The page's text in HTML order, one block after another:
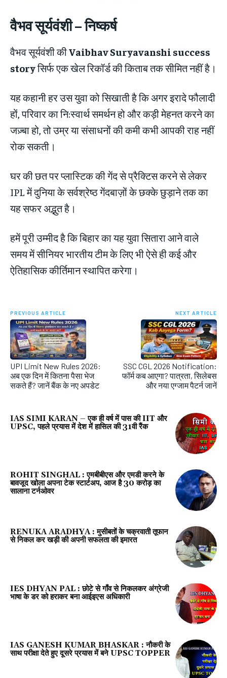
वैभव सूर्यवंशी–निष्कर्ष
वैभव सूर्यवंशी कीVaibhav Suryavanshi success
storyसिर्फ एक खेल रिकॉर्ड की किताब तक सीमित नहीं है।
यह कहानी हर उस युवा को सिखाती है कि अगर इरादे फौलादी
हों, परिवार का नि:स्वार्थ समर्थन हो और कड़ी मेहनत करने का
जज़्बा हो, तो उम्र या संसाधनों की कमी कभी आपकी राह नहीं
रोक सकती।
घर की छत पर प्लास्टिक की गेंद से प्रैक्टिस करने से लेकर
IPL में दुनिया के सर्वश्रेष्ठ गेंदबाज़ों के छक्के छुड़ाने तक का
यह सफर अद्भुत है।
हमें पूरी उम्मीद है कि बिहार का यह युवा सितारा आने वाले
समय में सीनियर भारतीय टीम के लिए भी ऐसे ही कई और
ऐतिहासिक कीर्तिमान स्थापित करेगा।
PREVIOUS ARTICLE
UPI Limit New Rules 2026:
अब एक दिन में कितना पैसा भेज
सकते हैं? जानें बैंक के नए अपडेट
NEXT ARTICLE
SSC CGL 2026 Notification:
फॉर्म कब आएगा? पात्रता, सिलेबस
और नया एग्जाम पैटर्न जानें
IAS SIMI KARAN – एक ही वर्ष में पास की IIT और
UPSC, पहले प्रयास में देश में हासिल की 31वी रैंक
ROHIT SINGHAL : एमबीबीएस और एमडी करने के
बावजूद खोला अपना टेक स्टार्टअप, आज है 30 करोड़ का
सालाना टर्नओवर
RENUKA ARADHYA : मुसीबतों के चक्रवाती तूफान
से निकल कर खड़ी की अपनी सफलता की इमारत
IES DHYAN PAL : छोटे से गाँव से निकलकर अंग्रेजी
भाषा के डर को हराकर बना आईइएस अधिकारी
IAS GANESH KUMAR BHASKAR : नौकरी के
साथ परीक्षा देते हुए दूसरे प्रयास में बने UPSC TOPPER